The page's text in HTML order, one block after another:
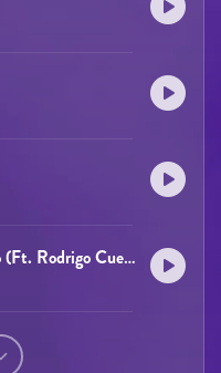
Te quiero porque te quiero (Ft. Rodrigo Cuevas)